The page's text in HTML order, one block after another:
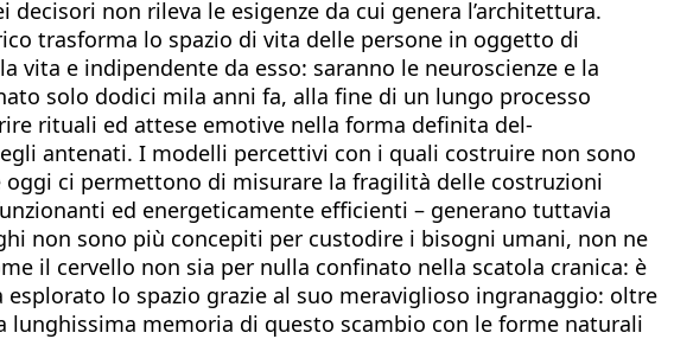
non rileva le esigenze da cui genera l’architettura.
trasforma lo spazio di vita delle persone in oggetto di
e indipendente da esso: saranno le neuroscienze e la
solo dodici mila anni fa, alla fine di un lungo processo
rituali ed attese emotive nella forma definita del-
antenati. I modelli percettivi con i quali costruire non sono
ci permettono di misurare la fragilità delle costruzioni
ed energeticamente efficienti – generano tuttavia
non sono più concepiti per custodire i bisogni umani, non ne
il cervello non sia per nulla confinato nella scatola cranica: è
lo spazio grazie al suo meraviglioso ingranaggio: oltre
lunghissima memoria di questo scambio con le forme naturali